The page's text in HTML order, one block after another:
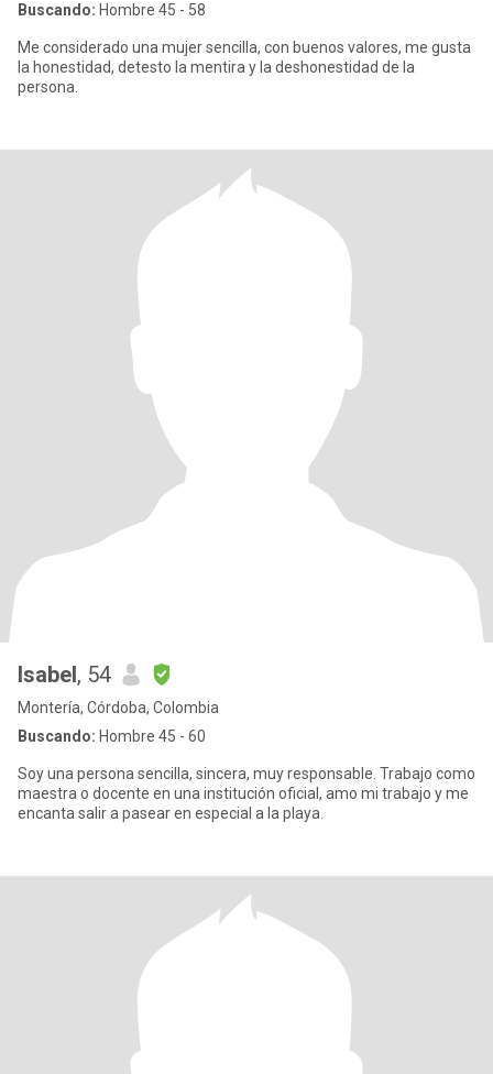
Buscando: Hombre 45 - 58
Me considerado una mujer sencilla, con buenos valores, me gusta
la honestidad, detesto la mentira y la deshonestidad de la
persona.
Isabel, 54
Montería, Córdoba, Colombia
Buscando: Hombre 45 - 60
Soy una persona sencilla, sincera, muy responsable. Trabajo como
maestra o docente en una institución oficial, amo mi trabajo y me
encanta salir a pasear en especial a la playa.